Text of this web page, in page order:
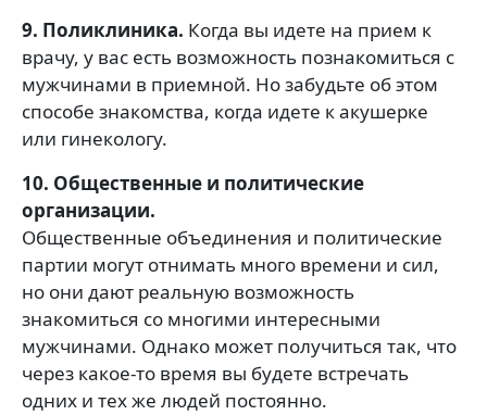
9. Поликлиника. Когда вы идете на прием к
врачу, у вас есть возможность познакомиться с
мужчинами в приемной. Но забудьте об этом
способе знакомства, когда идете к акушерке
или гинекологу.
10. Общественные и политические
организации.
Общественные объединения и политические
партии могут отнимать много времени и сил,
но они дают реальную возможность
знакомиться со многими интересными
мужчинами. Однако может получиться так, что
через какое-то время вы будете встречать
одних и тех же людей постоянно.